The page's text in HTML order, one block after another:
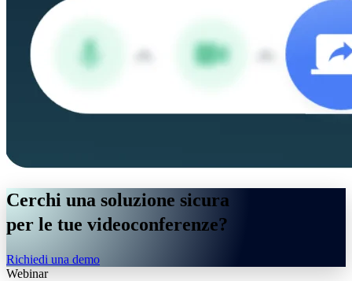
Cerchi una soluzione sicura
per le tue videoconferenze?
Richiedi una demo
Webinar